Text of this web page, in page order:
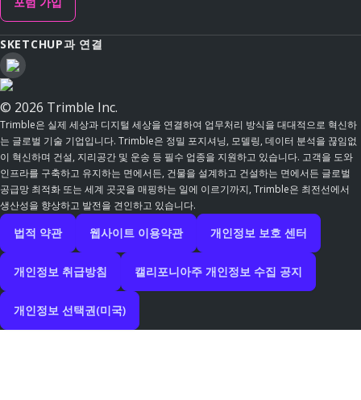
SKETCHUP과 연결
© 2026 Trimble Inc.
Trimble은 실제 세상과 디지털 세상을 연결하여 업무처리 방식을 대대적으로 혁신하
는 글로벌 기술 기업입니다. Trimble은 정밀 포지셔닝, 모델링, 데이터 분석을 끊임없
이 혁신하며 건설, 지리공간 및 운송 등 필수 업종을 지원하고 있습니다. 고객을 도와
인프라를 구축하고 유지하는 면에서든, 건물을 설계하고 건설하는 면에서든 글로벌
공급망 최적화 또는 세계 곳곳을 매핑하는 일에 이르기까지, Trimble은 최전선에서
생산성을 향상하고 발전을 견인하고 있습니다.
법적 약관 웹사이트 이용약관 개인정보 보호 센터
개인정보 취급방침 캘리포니아주 개인정보 수집 공지
개인정보 선택권(미국)